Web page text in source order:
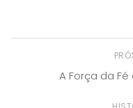
A Força da